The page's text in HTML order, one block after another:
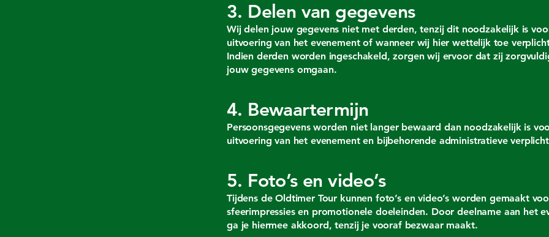
3. Delen van gegevens
Wij delen jouw gegevens niet met derden, tenzij dit noodzakelijk is
uitvoering van het evenement of wanneer wij hier wettelijk toe
Indien derden worden ingeschakeld, zorgen wij ervoor dat zij
jouw gegevens omgaan.
4. Bewaartermijn
Persoonsgegevens worden niet langer bewaard dan noodzakelijk is
uitvoering van het evenement en bijbehorende administratieve
5. Foto’s en video’s
Tijdens de Oldtimer Tour kunnen foto’s en video’s worden gemaakt
sfeerimpressies en promotionele doeleinden. Door deelname aan het
ga je hiermee akkoord, tenzij je vooraf bezwaar maakt.